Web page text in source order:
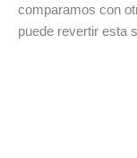
comparamos con
puede revertir esta